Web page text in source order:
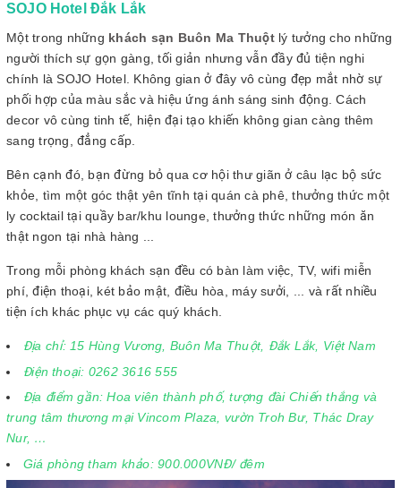
SOJO Hotel Đắk Lắk
Một trong những khách sạn Buôn Ma Thuộtlý tưởng cho những
người thích sự gọn gàng, tối giản nhưng vẫn đầy đủ tiện nghi
chính là SOJO Hotel. Không gian ở đây vô cùng đẹp mắt nhờ sự
phối hợp của màu sắc và hiệu ứng ánh sáng sinh động. Cách
decor vô cùng tinh tế, hiện đại tạo khiến không gian càng thêm
sang trọng, đẳng cấp.
Bên cạnh đó, bạn đừng bỏ qua cơ hội thư giãn ở câu lạc bộ sức
khỏe, tìm một góc thật yên tĩnh tại quán cà phê, thưởng thức một
ly cocktail tại quầy bar/khu lounge, thưởng thức những món ăn
thật ngon tại nhà hàng ...
Trong mỗi phòng khách sạn đều có bàn làm việc, TV, wifi miễn
phí, điện thoại, két bảo mật, điều hòa, máy sưởi, ... và rất nhiều
tiện ích khác phục vụ các quý khách.
Địa chỉ: 15 Hùng Vương, Buôn Ma Thuột, Đắk Lắk, Việt Nam
Điện thoại: 0262 3616 555
Địa điểm gần: Hoa viên thành phố, tượng đài Chiến thắng và
trung tâm thương mại Vincom Plaza, vườn Troh Bư, Thác Dray
Nur, …
Giá phòng tham khảo: 900.000VNĐ/ đêm